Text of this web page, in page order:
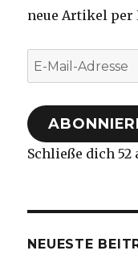
neue Artikel per
E-
Mail-
Adresse
Schließe dich 52
NEUESTE